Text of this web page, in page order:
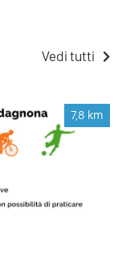
Vedi tutti
7,8 km